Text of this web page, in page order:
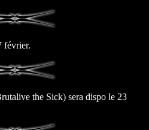
février.
the Sick) sera dispo le 23